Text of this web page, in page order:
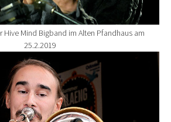
Hive Mind Bigband im Alten Pfandhaus am
25.2.2019
for: